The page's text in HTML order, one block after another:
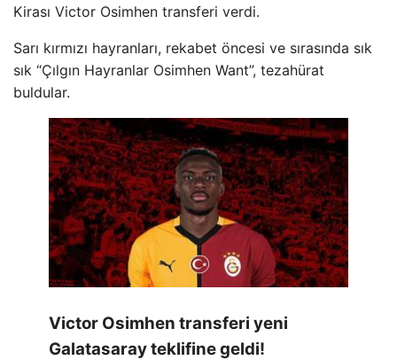
Kirası Victor Osimhen transferi verdi.
Sarı kırmızı hayranları, rekabet öncesi ve sırasında sık
sık “Çılgın Hayranlar Osimhen Want”, tezahürat
buldular.
Victor Osimhen transferi yeni
Galatasaray teklifine geldi!